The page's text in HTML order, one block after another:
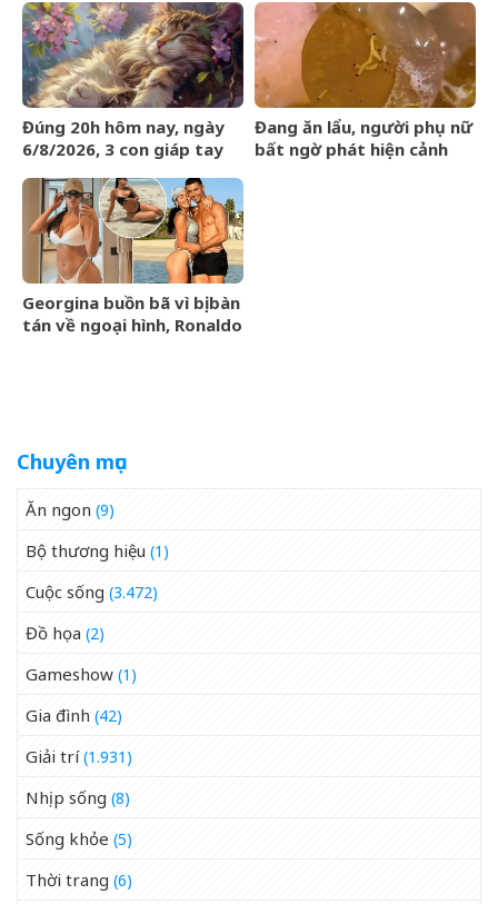
League
Đúng 20h hôm nay, ngày
6/8/2026, 3 con giáp tay
VÀNG, phú quý ngập nhà
Đang ăn lẩu, người phụ nữ
bất ngờ phát hiện cảnh
Georgina buồn bã vì bị bàn
tán về ngoại hình, Ronaldo
Chuyên mục
Ăn ngon (9)
Bộ thương hiệu (1)
Cuộc sống (3.472)
Đồ họa (2)
Gameshow (1)
Gia đình (42)
Giải trí(1.931)
Nhịp sống (8)
Sống khỏe (5)
Thời trang (6)